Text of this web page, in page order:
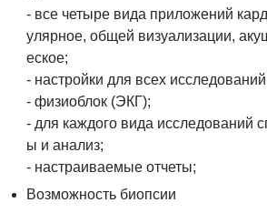
- все четыре вида приложений
улярное, общей визуализации,
еское;
- настройки для всех
- физиоблок (ЭКГ);
- для каждого вида исследований
ы и анализ;
- настраиваемые отчеты;
Возможность биопсии